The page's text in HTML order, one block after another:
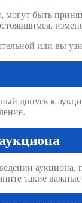
быть
или вы
допуск к
аукциона,
такие